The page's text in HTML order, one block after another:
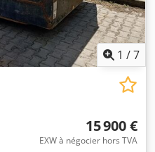
1 /7
15 900 €
EXW à négocier hors TVA